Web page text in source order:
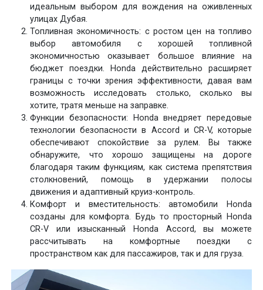
идеальным выбором для вождения на оживленных
улицах Дубая.
Топливная экономичность: с ростом цен на топливо
выбор автомобиля с хорошей топливной
экономичностью оказывает большое влияние на
бюджет поездки. Honda действительно расширяет
границы с точки зрения эффективности, давая вам
возможность исследовать столько, сколько вы
хотите, тратя меньше на заправке.
Функции безопасности: Honda внедряет передовые
технологии безопасности в Accord и CR-V, которые
обеспечивают спокойствие за рулем. Вы также
обнаружите, что хорошо защищены на дороге
благодаря таким функциям, как система препятствия
столкновений, помощь в удержании полосы
движения и адаптивный круиз-контроль.
Комфорт и вместительность: автомобили Honda
созданы для комфорта. Будь то просторный Honda
CR-V или изысканный Honda Accord, вы можете
рассчитывать на комфортные поездки с
пространством как для пассажиров, так и для груза.